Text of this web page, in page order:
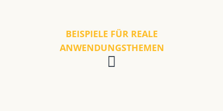
BEISPIELE FÜR REALE
ANWENDUNGSTHEMEN